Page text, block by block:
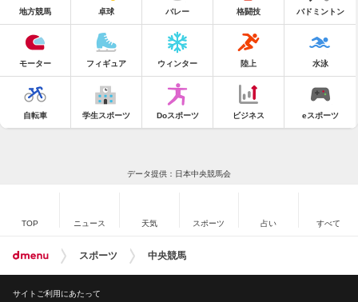
地方競馬 卓球 バレー 格闘技 バドミントン
モーター フィギュア ウィンター 陸上 水泳
自転車 学生スポーツ Doスポーツ ビジネス eスポーツ
データ提供：日本中央競馬会
TOP ニュース 天気 スポーツ 占い すべて
スポーツ 中央競馬
サイトご利用にあたって